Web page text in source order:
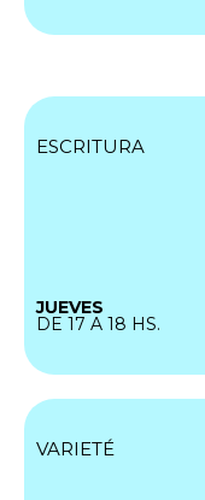
ESCRITURA
JUEVES
DE 17 A 18 HS.
VARIETÉ